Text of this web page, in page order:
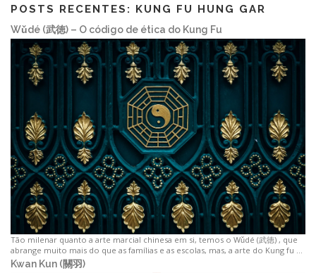
POSTS RECENTES: KUNG FU HUNG GAR
Wǔdé (武徳) – O código de ética do Kung Fu
Tão milenar quanto a arte marcial chinesa em si, temos o Wǔdé (武徳) , que
abrange muito mais do que as famílias e as escolas, mas, a arte do Kung fu …
Kwan Kun (關羽)